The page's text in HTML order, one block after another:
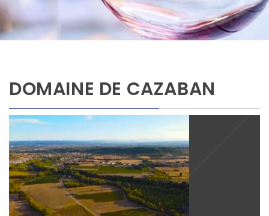
DOMAINE DE CAZABAN